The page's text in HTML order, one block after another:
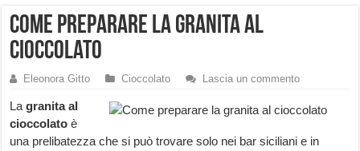
Come preparare la granita al
cioccolato
Eleonora Gitto Cioccolato Lascia un commento
Lagranita al
cioccolato è
una prelibatezza che si può trovare solo nei bar siciliani e in